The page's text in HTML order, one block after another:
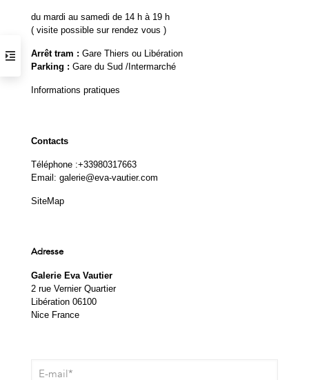
du mardi au samedi de 14 h à 19 h
( visite possible sur rendez vous )
Arrêt tram : Gare Thiers ou Libération
Parking : Gare du Sud /Intermarché
Informations pratiques
Contacts
Téléphone :+33980317663
Email: galerie@eva-vautier.com
SiteMap
Adresse
Galerie Eva Vautier
2 rue Vernier Quartier
Libération 06100
Nice France